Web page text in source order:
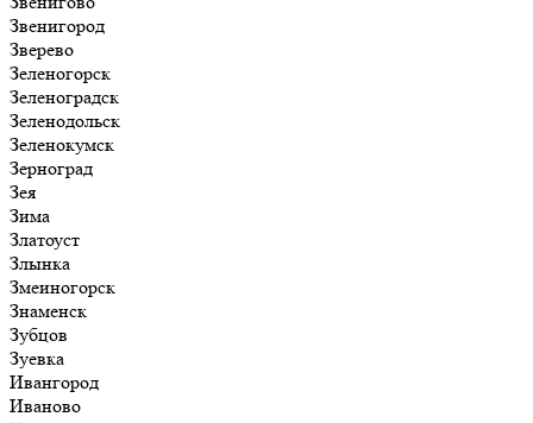
Звенигород
Зверево
Зеленогорск
Зеленоградск
Зеленодольск
Зеленокумск
Зерноград
Зея
Зима
Златоуст
Злынка
Змеиногорск
Знаменск
Зубцов
Зуевка
Ивангород
Иваново